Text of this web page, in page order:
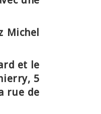
Michel
et le
5
rue de